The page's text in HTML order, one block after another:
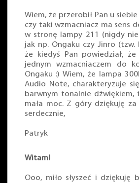
Wiem, że przerobił Pan u
czy taki wzmacniacz ma sens
w stronę lampy 211 (nigdy
jak np. Ongaku czy Jinro (tzw.
że kiedyś Pan powiedział,
jednym wzmacniaczem do
Ongaku :) Wiem, że lampa
Audio Note, charakteryzuje
barwnym tonalnie
mała moc. Z góry dziękuję
serdecznie,
Patryk
Witam!
Ooo, miło słyszeć i dziękuję